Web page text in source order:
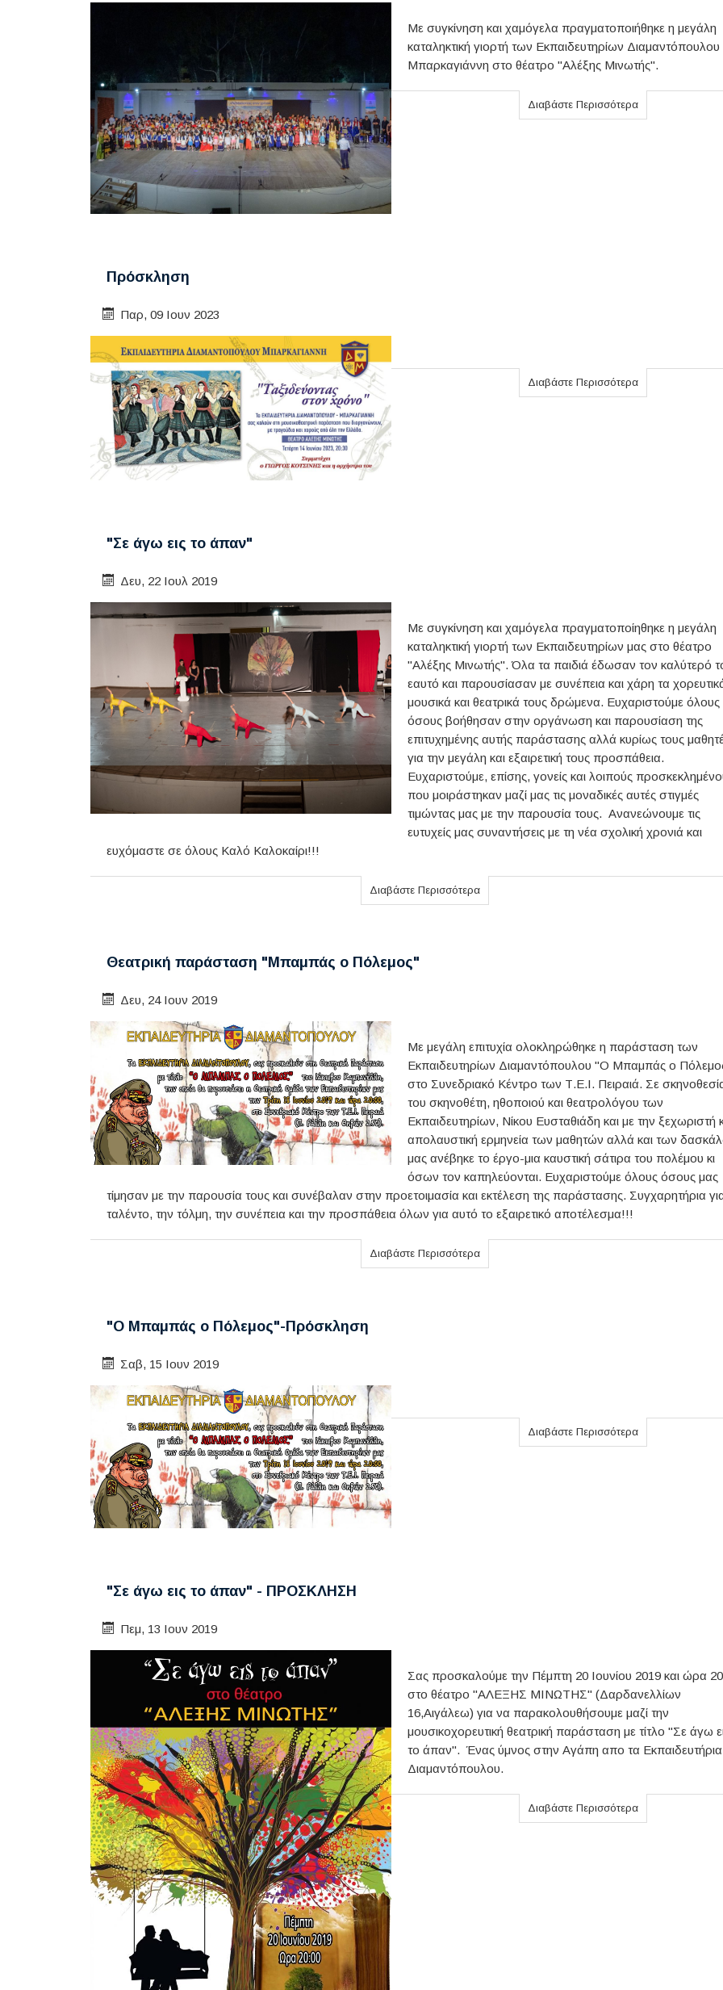
Με συγκίνηση και χαμόγελα πραγματοποιήθηκε η μεγάλη
καταληκτική γιορτή των Εκπαιδευτηρίων
Μπαρκαγιάννη στο θέατρο "Αλέξης Μινωτής".
Διαβάστε Περισσότερα
Πρόσκληση
Παρ, 09 Ιουν 2023
Διαβάστε Περισσότερα
"Σε άγω εις το άπαν"
Δευ, 22 Ιουλ 2019
Με συγκίνηση και χαμόγελα πραγματοποίηθηκε η μεγάλη
καταληκτική γιορτή των Εκπαιδευτηρίων μας στο θέατρο
"Αλέξης Μινωτής". Όλα τα παιδιά έδωσαν τον καλύτερό
εαυτό και παρουσίασαν με συνέπεια και χάρη τα
μουσικά και θεατρικά τους δρώμενα. Ευχαριστούμε όλους
όσους βοήθησαν στην οργάνωση και παρουσίαση της
επιτυχημένης αυτής παράστασης αλλά κυρίως τους
για την μεγάλη και εξαιρετική τους προσπάθεια.
Ευχαριστούμε, επίσης, γονείς και λοιπούς
που μοιράστηκαν μαζί μας τις μοναδικές αυτές στιγμές
τιμώντας μας με την παρουσία τους. Ανανεώνουμε τις
ευτυχείς μας συναντήσεις με τη νέα σχολική χρονιά και
ευχόμαστε σε όλους Καλό Καλοκαίρι!!!
Διαβάστε Περισσότερα
Θεατρική παράσταση "Μπαμπάς ο Πόλεμος"
Δευ, 24 Ιουν 2019
Με μεγάλη επιτυχία ολοκληρώθηκε η παράσταση των
Εκπαιδευτηρίων Διαμαντόπουλου "Ο Μπαμπάς ο
στο Συνεδριακό Κέντρο των Τ.Ε.Ι. Πειραιά. Σε
του σκηνοθέτη, ηθοποιού και θεατρολόγου των
Εκπαιδευτηρίων, Νίκου Ευσταθιάδη και με την ξεχωριστή
απολαυστική ερμηνεία των μαθητών αλλά και των
μας ανέβηκε το έργο-μια καυστική σάτιρα του πολέμου κι
όσων τον καπηλεύονται. Ευχαριστούμε όλους όσους μας
τίμησαν με την παρουσία τους και συνέβαλαν στην προετοιμασία και εκτέλεση της παράστασης. Συγχαρητήρια
ταλέντο, την τόλμη, την συνέπεια και την προσπάθεια όλων για αυτό το εξαιρετικό αποτέλεσμα!!!
Διαβάστε Περισσότερα
"Ο Μπαμπάς ο Πόλεμος"-Πρόσκληση
Σαβ, 15 Ιουν 2019
Διαβάστε Περισσότερα
"Σε άγω εις το άπαν" - ΠΡΟΣΚΛΗΣΗ
Πεμ, 13 Ιουν 2019
Σας προσκαλούμε την Πέμπτη 20 Ιουνίου 2019 και ώρα
στο θέατρο "ΑΛΕΞΗΣ ΜΙΝΩΤΗΣ" (Δαρδανελλίων
16,Αιγάλεω) για να παρακολουθήσουμε μαζί την
μουσικοχορευτική θεατρική παράσταση με τίτλο "Σε άγω
το άπαν". Ένας ύμνος στην Αγάπη απο τα Εκπαιδευτήρια
Διαμαντόπουλου.
Διαβάστε Περισσότερα